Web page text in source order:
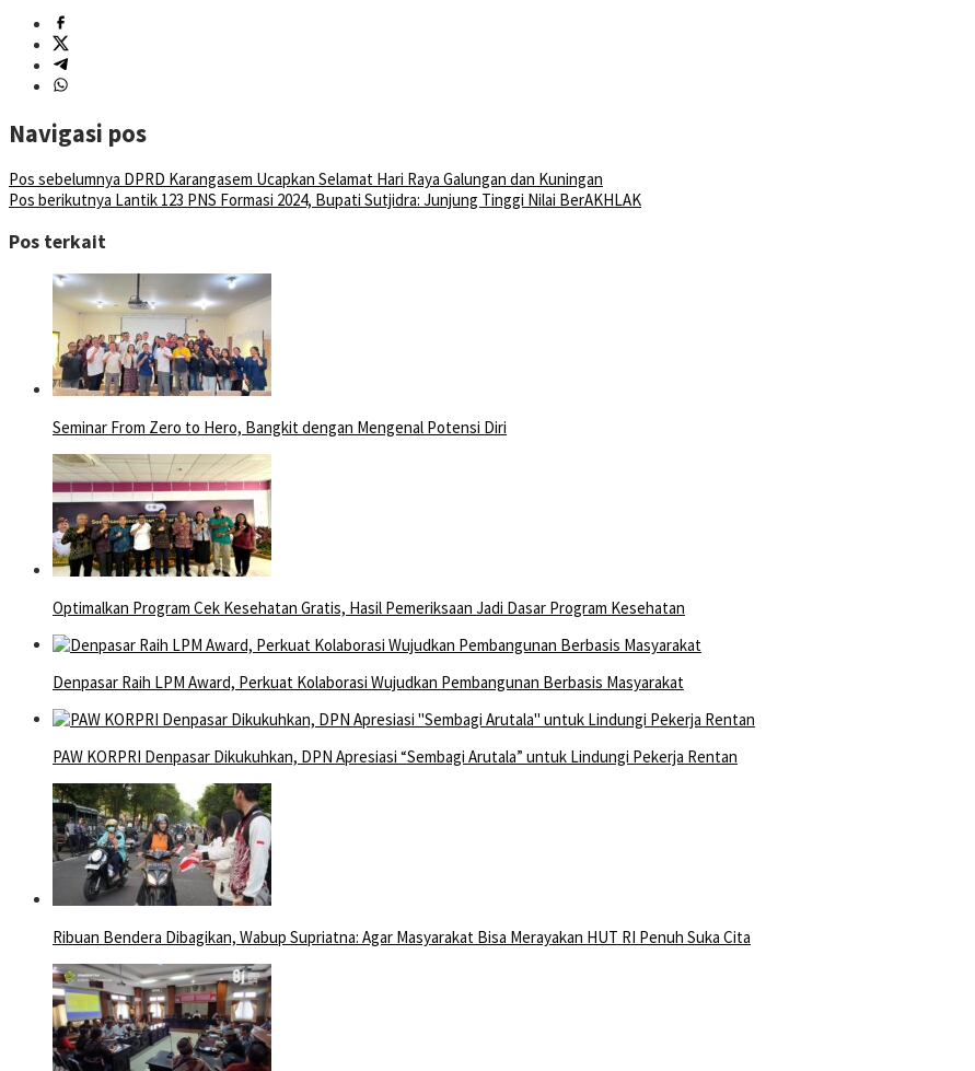
Navigasi pos
Pos sebelumnya DPRD Karangasem Ucapkan Selamat Hari Raya Galungan dan Kuningan
Pos berikutnya Lantik 123 PNS Formasi 2024, Bupati Sutjidra: Junjung Tinggi Nilai BerAKHLAK
Pos terkait
Seminar From Zero to Hero, Bangkit dengan Mengenal Potensi Diri
Optimalkan Program Cek Kesehatan Gratis, Hasil Pemeriksaan Jadi Dasar Program Kesehatan
Denpasar Raih LPM Award, Perkuat Kolaborasi Wujudkan Pembangunan Berbasis Masyarakat
PAW KORPRI Denpasar Dikukuhkan, DPN Apresiasi “Sembagi Arutala” untuk Lindungi Pekerja Rentan
Ribuan Bendera Dibagikan, Wabup Supriatna: Agar Masyarakat Bisa Merayakan HUT RI Penuh Suka Cita